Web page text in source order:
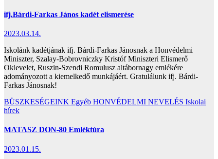
ifj.Bárdi-Farkas János kadét elismerése
2023.03.14.
Iskolánk kadétjának ifj. Bárdi-Farkas Jánosnak a Honvédelmi
Miniszter, Szalay-Bobrovniczky Kristóf Miniszteri Elismerő
Oklevelet, Ruszin-Szendi Romulusz altábornagy emlékére
adományozott a kiemelkedő munkájáért. Gratulálunk ifj. Bárdi-
Farkas Jánosnak!
BÜSZKESÉGEINK Egyéb HONVÉDELMI NEVELÉS Iskolai
hírek
MATASZ DON-80 Emléktúra
2023.01.15.